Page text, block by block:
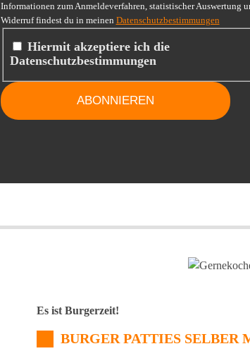
Informationen zum Anmeldeverfahren, statistischer Auswertung
Widerruf findest du in meinen Datenschutzbestimmungen
Hiermit akzeptiere ich die
Datenschutzbestimmungen
Es ist Burgerzeit!
BURGER PATTIES SELBER